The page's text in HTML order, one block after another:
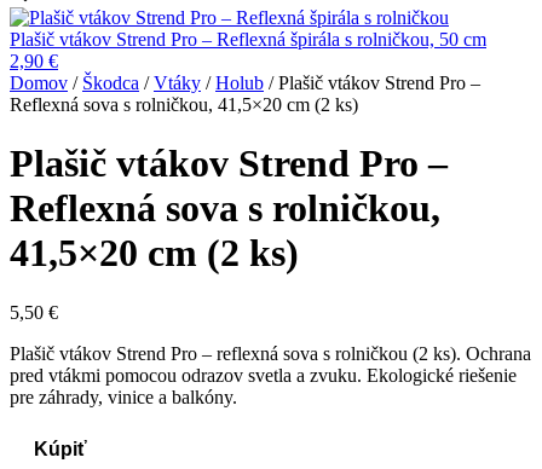
Plašič vtákov Strend Pro – Reflexná špirála s rolničkou, 50 cm
2,90 €
Domov / Škodca /Vtáky /Holub / Plašič vtákov Strend Pro –
Reflexná sova s rolničkou, 41,5×20 cm (2 ks)
Plašič vtákov Strend Pro –
Reflexná sova s rolničkou,
41,5×20 cm (2 ks)
5,50 €
Plašič vtákov Strend Pro – reflexná sova s rolničkou (2 ks). Ochrana
pred vtákmi pomocou odrazov svetla a zvuku. Ekologické riešenie
pre záhrady, vinice a balkóny.
Kúpiť